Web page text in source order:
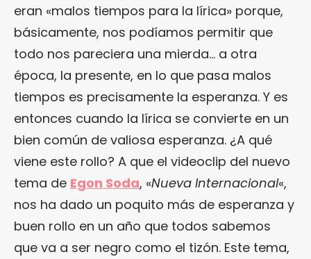
eran «malos tiempos para la lírica» porque,
básicamente, nos podíamos permitir que
todo nos pareciera una mierda… a otra
época, la presente, en lo que pasa malos
tiempos es precisamente la esperanza. Y es
entonces cuando la lírica se convierte en un
bien común de valiosa esperanza. ¿A qué
viene este rollo? A que el videoclip del nuevo
tema de Egon Soda, «Nueva Internacional«,
nos ha dado un poquito más de esperanza y
buen rollo en un año que todos sabemos
que va a ser negro como el tizón. Este tema,